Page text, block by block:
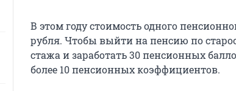
В этом году стоимость одного
рубля. Чтобы выйти на пенсию по
стажа и заработать 30 пенсионных
более 10 пенсионных коэффициентов.